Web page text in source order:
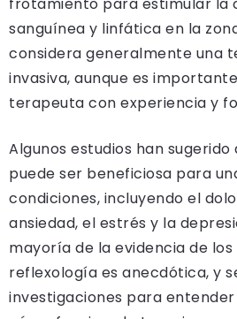
sanguínea y linfática en la
considera generalmente una
invasiva, aunque es
terapeuta con experiencia y
Algunos estudios han
puede ser beneficiosa para
condiciones, incluyendo el
ansiedad, el estrés y la
mayoría de la evidencia de
reflexología es anecdótica, y
investigaciones para